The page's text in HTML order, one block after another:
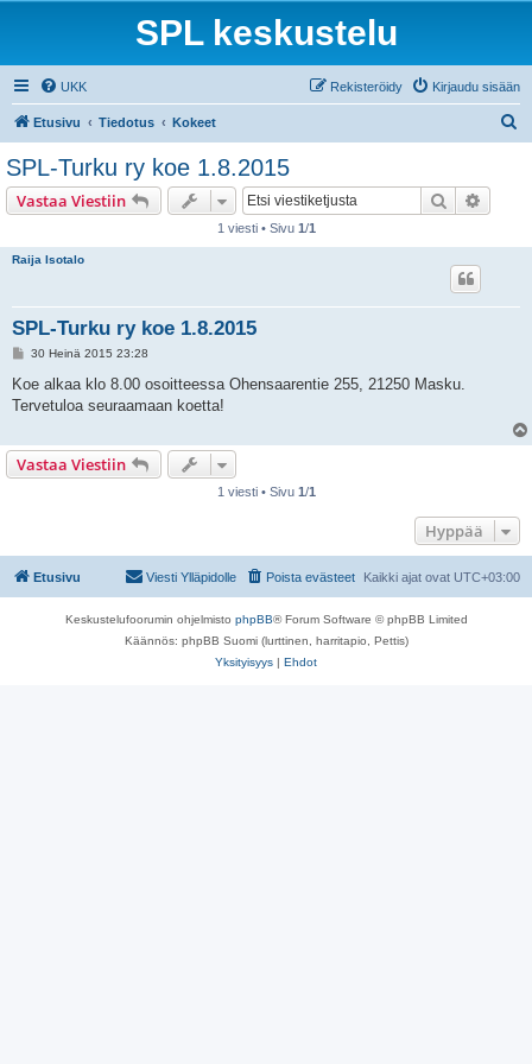
SPL keskustelu
UKK Kirjaudu sisään
Rekisteröidy
Etusivu Tiedotus Kokeet
SPL-Turku ry koe 1.8.2015
Vastaa Viestiin Etsi
1 viesti • Sivu 1/1
Raija Isotalo
SPL-Turku ry koe 1.8.2015
V
e
t
30 Heinä 2015 23:28
Koe alkaa klo 8.00 osoitteessa Ohensaarentie 255, 21250 Masku.
Tervetuloa seuraamaan koetta!
Vastaa Viestiin
1 viesti • Sivu 1/1
Hyppää
Etusivu Kaikki ajat ovat UTC+03:00
Poista evästeet
Viesti Ylläpidolle
Keskustelufoorumin ohjelmisto phpBB® Forum Software © phpBB Limited
Käännös: phpBB Suomi (lurttinen, harritapio, Pettis)
Yksityisyys | Ehdot